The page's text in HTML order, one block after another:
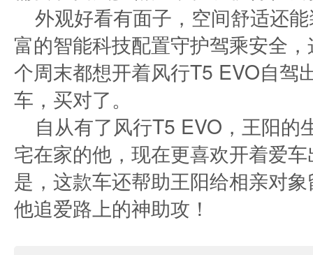
外观好看有面子，空间舒适还
富的智能科技配置守护驾乘安全
个周末都想开着风行T5 EVO自驾
车，买对了。
自从有了风行T5 EVO，王阳
宅在家的他，现在更喜欢开着爱
是，这款车还帮助王阳给相亲对
他追爱路上的神助攻！